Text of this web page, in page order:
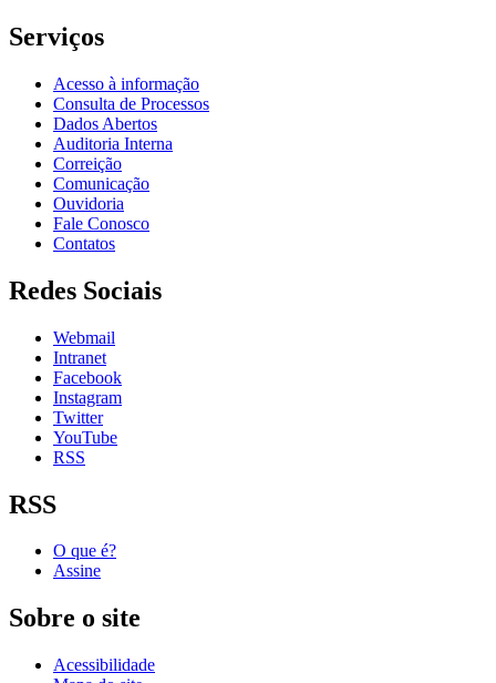
Serviços
Acesso à informação
Consulta de Processos
Dados Abertos
Auditoria Interna
Correição
Comunicação
Ouvidoria
Fale Conosco
Contatos
Redes Sociais
Webmail
Intranet
Facebook
Instagram
Twitter
YouTube
RSS
RSS
O que é?
Assine
Sobre o site
Acessibilidade